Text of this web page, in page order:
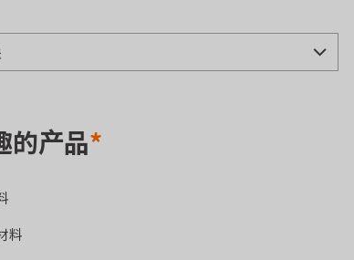
的产品*
料